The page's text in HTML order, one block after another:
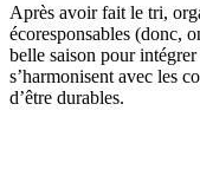
Après avoir fait le tri,
écoresponsables (donc,
belle saison pour intégrer
s’harmonisent avec les
d’être durables.